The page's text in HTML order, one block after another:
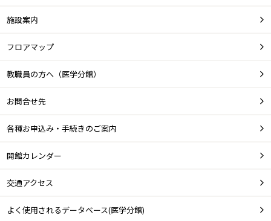
施設案内
フロアマップ
教職員の方へ（医学分館）
お問合せ先
各種お申込み・手続きのご案内
開館カレンダー
交通アクセス
よく使用されるデータベース(医学分館)